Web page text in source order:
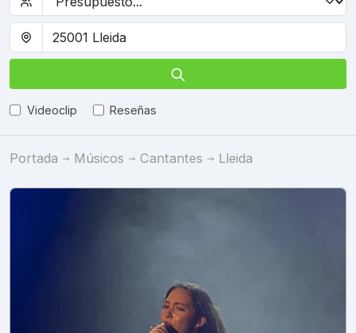
Videoclip Reseñas
Portada Músicos Cantantes Lleida